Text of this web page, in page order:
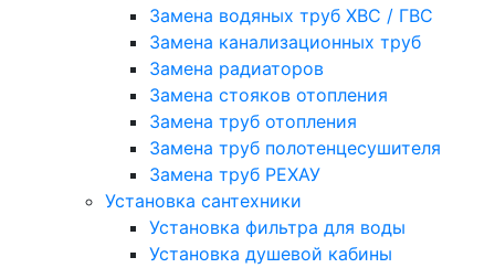
Замена водяных труб ХВС / ГВС
Замена канализационных труб
Замена радиаторов
Замена стояков отопления
Замена труб отопления
Замена труб полотенцесушителя
Замена труб РЕХАУ
Установка сантехники
Установка фильтра для воды
Установка душевой кабины